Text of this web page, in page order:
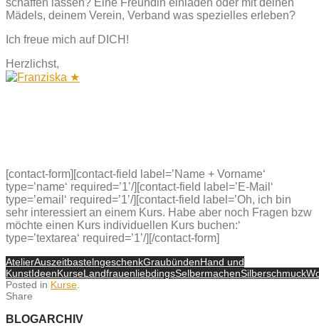
Mädels, deinem Verein, Verband was spezielles erleben?
Ich freue mich auf DICH!
Herzlichst,
[contact-form][contact-field label=’Name + Vorname‘
type=’name‘ required=’1’/][contact-field label=’E-Mail‘
type=’email‘ required=’1’/][contact-field label=’Oh, ich bin
sehr interessiert an einem Kurs. Habe aber noch Fragen bzw
möchte einen Kurs individuellen Kurs buchen:‘
type=’textarea‘ required=’1’/][/contact-form]
AtelierAuszeitbastelngeschenkGraubündenHand und
KunstIdeenKurseLandfrauenliebdingsSelbermachenSilberschmuck
Posted in Kurse
Share
BLOGARCHIV